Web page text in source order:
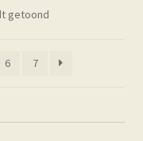
variaties.
optie
worden
getoond
6 7